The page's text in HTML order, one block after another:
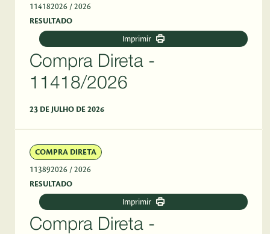
114182026 / 2026
RESULTADO
Imprimir
Compra Direta -
11418/2026
23 DE JULHO DE 2026
COMPRA DIRETA
113892026 / 2026
RESULTADO
Imprimir
Compra Direta -